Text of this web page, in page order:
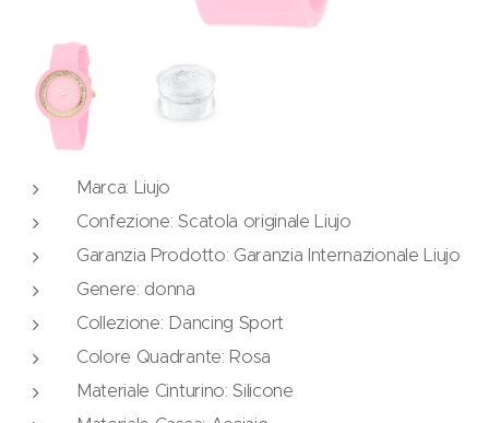
Marca: Liujo
Confezione: Scatola originale Liujo
Garanzia Prodotto: Garanzia Internazionale Liujo
Genere: donna
Collezione: Dancing Sport
Colore Quadrante: Rosa
Materiale Cinturino: Silicone